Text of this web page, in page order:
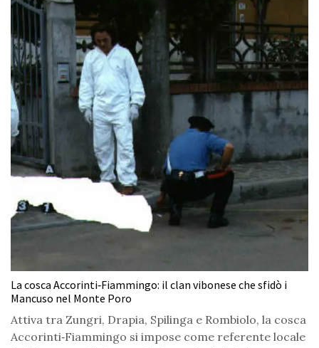
La cosca Accorinti‑Fiammingo: il clan vibonese che sfidò i
Mancuso nel Monte Poro
Attiva tra Zungri, Drapia, Spilinga e Rombiolo, la cosca
Accorinti‑Fiammingo si impose come referente locale